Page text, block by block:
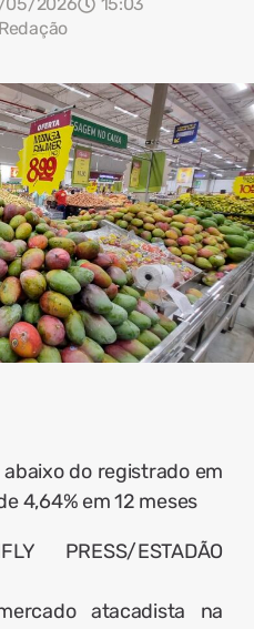
Redação
do registrado em
4,64% em 12 meses
PRESS/ESTADÃO